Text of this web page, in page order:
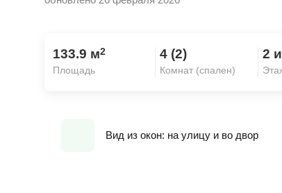
133.9 м2
Площадь
4 (2)
Комнат (спален)
2
Вид из окон: на улицу и во двор